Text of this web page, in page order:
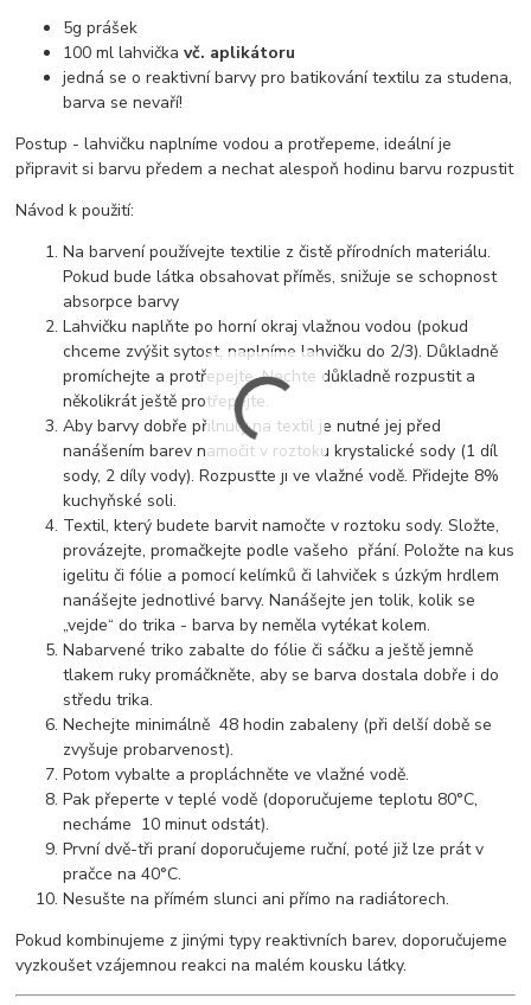
5g prášek
100 ml lahvičkavč. aplikátoru
jedná se o reaktivní barvy pro batikování textilu za studena,
barva se nevaří!
Postup - lahvičku naplníme vodou a protřepeme, ideální je
připravit si barvu předem a nechat alespoň hodinu barvu rozpustit
Návod k použití:
Na barvení používejte textilie z čistě přírodních materiálu.
Pokud bude látka obsahovat příměs, snižuje se schopnost
absorpce barvy
Lahvičku naplňte po horní okraj vlažnou vodou (pokud
chceme zvýšit sytost, naplníme lahvičku do 2/3). Důkladně
promíchejte a protřepejte. Nechte důkladně rozpustit a
několikrát ještě protřepejte.
Aby barvy dobře přilnuly na textil je nutné jej před
nanášením barev namočit v roztoku krystalické sody (1 díl
sody, 2 díly vody). Rozpusťte ji ve vlažné vodě. Přidejte 8%
kuchyňské soli.
Textil, který budete barvit namočte v roztoku sody. Složte,
provázejte, promačkejte podle vašeho přání. Položte na kus
igelitu či fólie a pomocí kelímků či lahviček s úzkým hrdlem
nanášejte jednotlivé barvy. Nanášejte jen tolik, kolik se
„vejde“ do trika - barva by neměla vytékat kolem.
Nabarvené triko zabalte do fólie či sáčku a ještě jemně
tlakem ruky promáčkněte, aby se barva dostala dobře i do
středu trika.
Nechejte minimálně 48 hodin zabaleny (při delší době se
zvyšuje probarvenost).
Potom vybalte a propláchněte ve vlažné vodě.
Pak přeperte v teplé vodě (doporučujeme teplotu 80°C,
necháme 10 minut odstát).
První dvě-tři praní doporučujeme ruční, poté již lze prát v
pračce na 40°C.
Nesušte na přímém slunci ani přímo na radiátorech.
Pokud kombinujeme z jinými typy reaktivních barev, doporučujeme
vyzkoušet vzájemnou reakci na malém kousku látky.